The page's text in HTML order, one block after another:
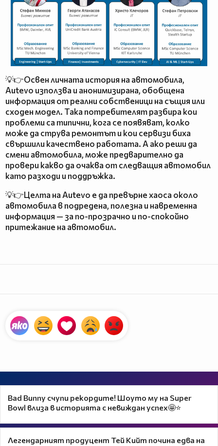
💡👉Освен личната история на автомобила,
Autevo използва и анонимизирана, обобщена
информация от реални собственици на същия или
сходен модел. Така потребителят разбира кои
проблеми са типични, кога се появяват, колко
може да струва ремонтът и кои сервизи биха
свършили качествено работата. А ако реши да
смени автомобила, може предварително да
провери какво да очаква от следващия автомобил
като разходи и поддръжка.
💡👉Целта на Autevo е да превърне хаоса около
автомобила в подредена, полезна и навременна
информация — за по-прозрачно и по-спокойно
притежание на автомобил.
Bad Bunny счупи рекордите! Шоуто му на Super
Bowl влиза в историята с невиждан успех🤩⭐
Легендарният продуцент Тей Кийт почина едва на